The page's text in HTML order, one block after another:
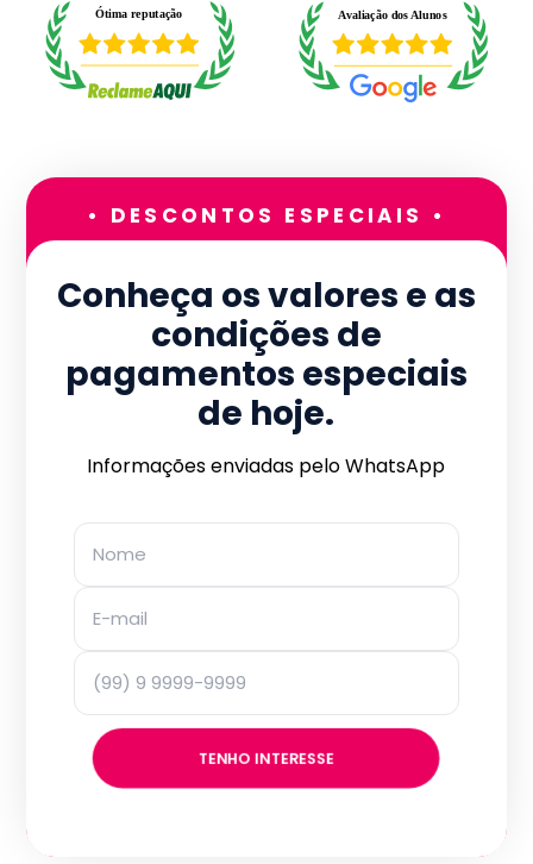
• DESCONTOS ESPECIAIS •
Conheça os valores e as
condições de
pagamentos especiais
de hoje.
Informações enviadas pelo WhatsApp
TENHO INTERESSE